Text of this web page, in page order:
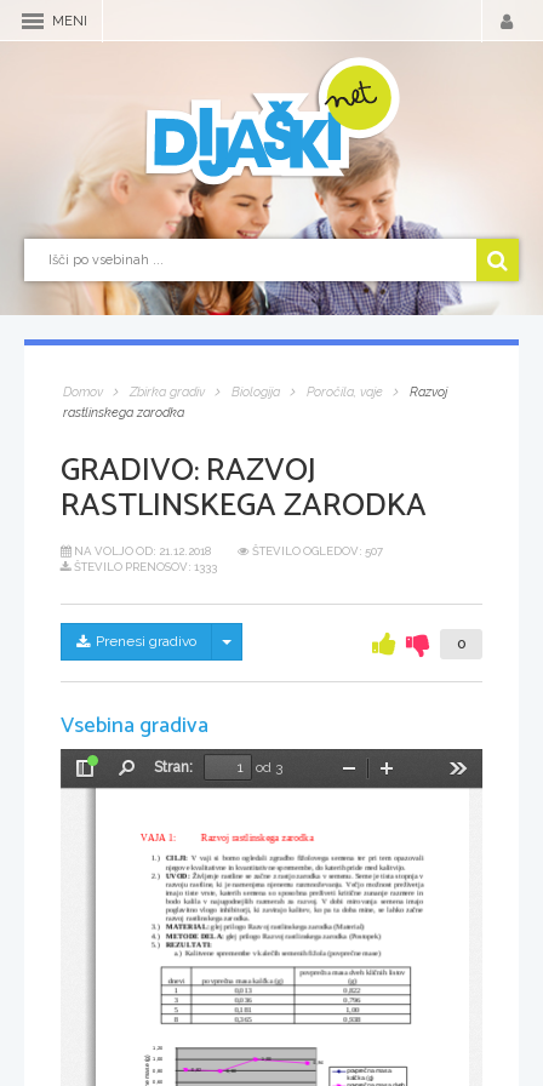
MENI
Domov Zbirka gradiv Biologija Poročila, vaje
Razvoj
rastlinskega zarodka
GRADIVO:RAZVOJ
RASTLINSKEGA ZARODKA
NA VOLJO OD: 21.12.2018
ŠTEVILO OGLEDOV: 507
ŠTEVILO PRENOSOV: 1333
Prenesi gradivo Skrij/prikaži meni 0
Vsebina gradiva
Preklopi
Stran:
od 3
Pomanjšaj
VAJA 1:          Razvoj rastlinskega zarodka
1.) CILJI:
  V vaji si bomo ogledali zgradbo fižolovega semena ter pri tem opazovali
njegove kvalitativne in kvantitativne spremembe, do katerih pride med kalitvijo.
2.)
UVOD: Življenje rastline se začne z rastjo zarodka v semenu. Seme je tista stopnja v
razvoju rastline, ki je namenjena njenemu razmnoževanju. Večjo možnost preživetja
imajo tiste vrste, katerih semena so sposobna preživeti kritične zunanje razmere in
bodo kalila v najugodnejših razmerah za razvoj. V dobi mirovanja semena imajo
poglavitno vlogo inhibitorji, ki zavirajo kalitev, ko pa ta doba mine, se lahko začne
razvoj rastlinskega zarodka.
3.)
MATERIAL: glej prilogo Razvoj rastlinskega zarodka (Material)
4.)
METODE DELA: glej prilogo Razvoj rastlinskega zarodka (Postopek)
5.)
REZULTATI:
a.) Kalitvene spremembe v kalečih semenih fižola (povprečne mase)
dnevi povprečna masa kalčka (g)
povprečna masa dveh kličnih listov
(g)
1
0,013
0,822
3
0,036
0,796
5
0,181
1,00
8
0,365 0,938
0,82 0,80
1,00
0,94
0,60
0,80
1,00
1,20
e
m
s
e
g
)
povprečna masa
kalčka (g)